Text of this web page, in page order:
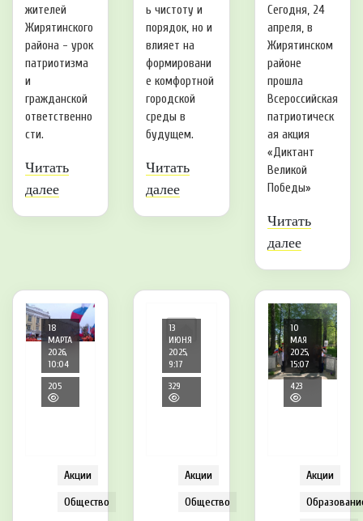
жителей
Жирятинского
района - урок
патриотизма
и
гражданской
ответственно
сти.
Читать
далее
ь чистоту и
порядок, но и
влияет на
формировани
е комфортной
городской
среды в
будущем.
Читать
далее
Сегодня, 24
апреля, в
Жирятинском
районе
прошла
Всероссийская
патриотическ
ая акция
«Диктант
Великой
Победы»
Читать
далее
18
МАРТА
2026,
10:04
205
Акции
Общество
13
ИЮНЯ
2025,
9:17
329
Акции
Общество
10
МАЯ
2025,
15:07
423
Акции